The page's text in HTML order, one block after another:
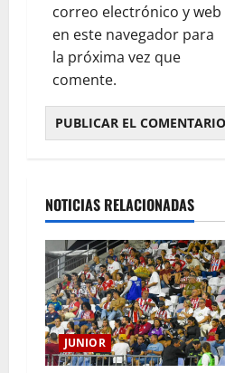
correo electrónico y web
en este navegador para
la próxima vez que
comente.
NOTICIAS RELACIONADAS
JUNIOR